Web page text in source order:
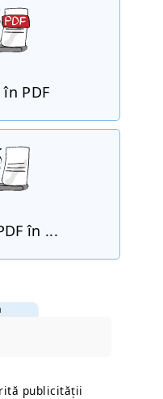
PDF
în ...
publicității